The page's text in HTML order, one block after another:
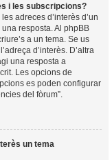
i les subscripcions?
adreces d’interès d’un
resposta. Al phpBB
a un tema. Se us
d’interès. D’altra
una resposta a
Les opcions de
es poden configurar
del fòrum”.
un tema